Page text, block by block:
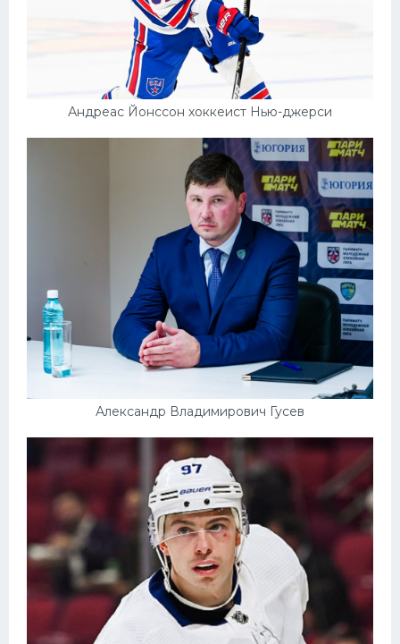
Андреас Йонссон хоккеист Нью-джерси
Александр Владимирович Гусев